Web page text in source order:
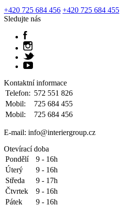
+420 725 684 456 +420 725 684 455
Sledujte nás
Kontaktní informace
Telefon: 572 551 826
Mobil:
725 684 455
Mobil:
725 684 456
E-mail: info@interiergroup.cz
Otevírací doba
Pondělí
9 - 16h
Úterý
9 - 16h
Středa
9 - 17h
Čtvrtek
9 - 16h
Pátek
9 - 16h